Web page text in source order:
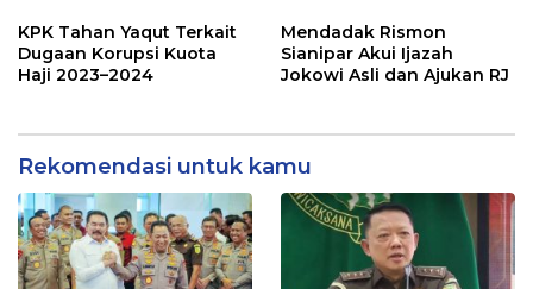
KPK Tahan Yaqut Terkait
Dugaan Korupsi Kuota
Haji 2023–2024
Mendadak Rismon
Sianipar Akui Ijazah
Jokowi Asli dan Ajukan RJ
Rekomendasi untuk kamu